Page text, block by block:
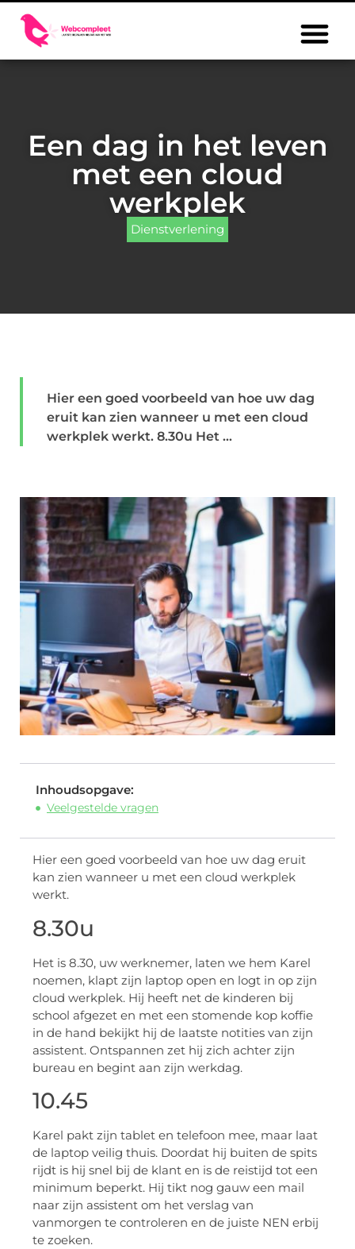
Een dag in het leven
met een cloud
werkplek
Dienstverlening
Hier een goed voorbeeld van hoe uw dag
eruit kan zien wanneer u met een cloud
werkplek werkt. 8.30u Het ...
Inhoudsopgave:
Veelgestelde vragen
Hier een goed voorbeeld van hoe uw dag eruit
kan zien wanneer u met een cloud werkplek
werkt.
8.30u
Het is 8.30, uw werknemer, laten we hem Karel
noemen, klapt zijn laptop open en logt in op zijn
cloud werkplek. Hij heeft net de kinderen bij
school afgezet en met een stomende kop koffie
in de hand bekijkt hij de laatste notities van zijn
assistent. Ontspannen zet hij zich achter zijn
bureau en begint aan zijn werkdag.
10.45
Karel pakt zijn tablet en telefoon mee, maar laat
de laptop veilig thuis. Doordat hij buiten de spits
rijdt is hij snel bij de klant en is de reistijd tot een
minimum beperkt. Hij tikt nog gauw een mail
naar zijn assistent om het verslag van
vanmorgen te controleren en de juiste NEN erbij
te zoeken.